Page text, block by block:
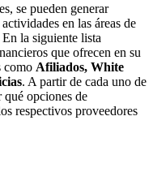
se pueden generar
en las áreas de
la siguiente lista
que ofrecen en su
como Afiliados, White
. A partir de cada uno de
qué opciones de
respectivos proveedores